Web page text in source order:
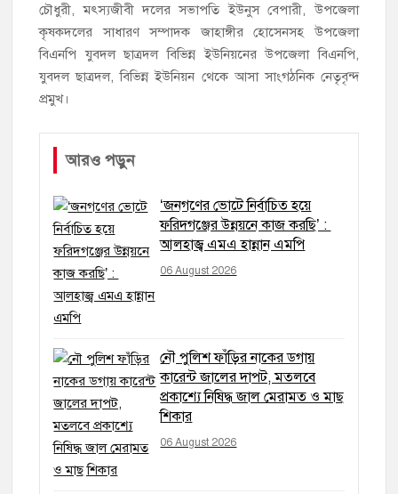
চৌধুরী, মৎস্যজীবী দলের সভাপতি ইউনুস বেপারী, উপজেলা
কৃষকদলের সাধারণ সম্পাদক জাহাঙ্গীর হোসেনসহ উপজেলা
বিএনপি যুবদল ছাত্রদল বিভিন্ন ইউনিয়নের উপজেলা বিএনপি,
যুবদল ছাত্রদল, বিভিন্ন ইউনিয়ন থেকে আসা সাংগঠনিক নেতৃবৃন্দ
প্রমুখ।
আরও পড়ুন
‘জনগণের ভোটে নির্বাচিত হয়ে
ফরিদগঞ্জের উন্নয়নে কাজ করছি’ :
আলহাজ্ব এমএ হান্নান এমপি
06 August 2026
নৌ পুলিশ ফাঁড়ির নাকের ডগায়
কারেন্ট জালের দাপট, মতলবে
প্রকাশ্যে নিষিদ্ধ জাল মেরামত ও মাছ
শিকার
06 August 2026